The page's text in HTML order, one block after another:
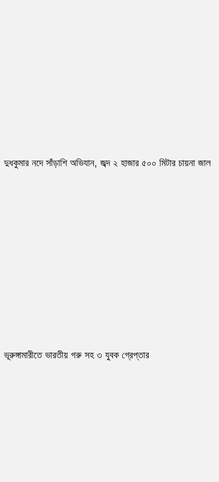
দুধকুমার নদে সাঁড়াশি অভিযান, জব্দ ২ হাজার ৫০০ মিটার চায়না জাল
ভূরুঙ্গামারীতে ভারতীয় গরু সহ ৩ যুবক গ্রেপ্তার